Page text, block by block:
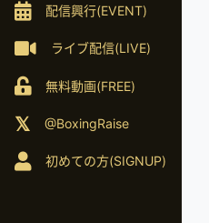
配信興行(EVENT)
ライブ配信(LIVE)
無料動画(FREE)
@BoxingRaise
初めての方(SIGNUP)